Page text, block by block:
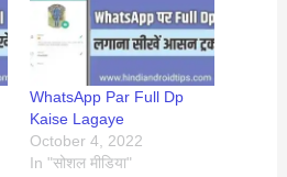
WhatsApp Par Full Dp
Kaise Lagaye
October 4, 2022
In "सोशल मीडिया"